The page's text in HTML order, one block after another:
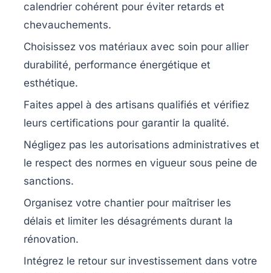
calendrier cohérent pour éviter retards et
chevauchements.
Choisissez vos matériaux avec soin pour allier
durabilité, performance énergétique et
esthétique.
Faites appel à des artisans qualifiés et vérifiez
leurs certifications pour garantir la qualité.
Négligez pas les autorisations administratives et
le respect des normes en vigueur sous peine de
sanctions.
Organisez votre chantier pour maîtriser les
délais et limiter les désagréments durant la
rénovation.
Intégrez le retour sur investissement dans votre